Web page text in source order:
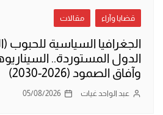
قضايا وآراء مقالات
الدول المستوردة..
وآفاق الصمود (2026-2030)
عبد الواحد غيات 05/08/2026